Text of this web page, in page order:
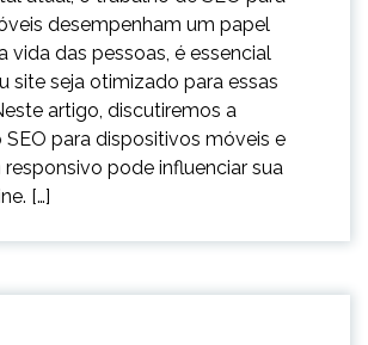
desempenham um papel
vida das pessoas, é essencial
site seja otimizado para essas
artigo, discutiremos a
para dispositivos móveis e
pode influenciar sua
[…]